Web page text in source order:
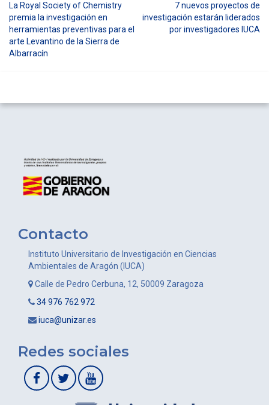
Navegación
de
entradas
La Royal Society of Chemistry
premia la investigación en
herramientas preventivas para el
arte Levantino de la Sierra de
Albarracín
7 nuevos proyectos de
investigación estarán liderados
por investigadores IUCA
Contacto
Instituto Universitario de Investigación en Ciencias
Ambientales de Aragón (IUCA)
Calle de Pedro Cerbuna, 12, 50009 Zaragoza
34 976 762 972
iuca@unizar.es
Redes sociales